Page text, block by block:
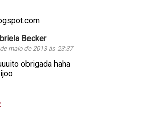
Becker
maio de 2013 às 23:37
obrigada haha